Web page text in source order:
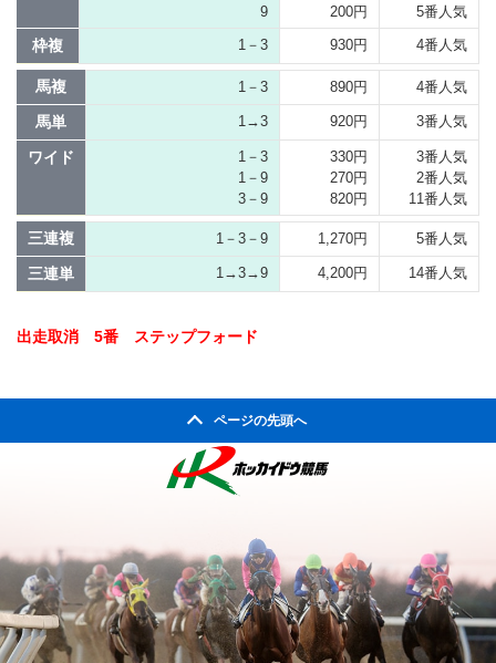
9
200円
5番人気
枠複 1－3 930円 4番人気
馬複 1－3 890円 4番人気
馬単 1→3 920円 3番人気
ワイド
1－3
1－9
3－9
330円
270円
820円
3番人気
2番人気
11番人気
三連複 1－3－9 1,270円 5番人気
三連単 1→3→9 4,200円 14番人気
出走取消 5番 ステップフォード
ページの先頭へ